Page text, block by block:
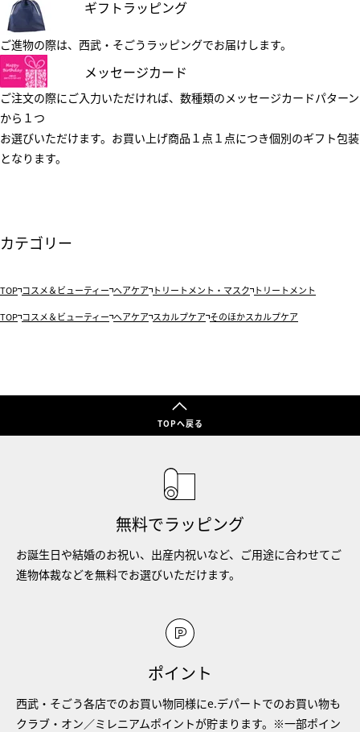
ギフトラッピング
ご進物の際は、西武・そごうラッピングでお届けします。
メッセージカード
ご注文の際にご入力いただければ、数種類のメッセージカードパターン
から１つ
お選びいただけます。お買い上げ商品１点１点につき個別のギフト包装
となります。
カテゴリー
TOP コスメ＆ビューティー ヘアケア トリートメント・マスク トリートメント
TOP コスメ＆ビューティー ヘアケア スカルプケア そのほかスカルプケア
TOPへ戻る
無料でラッピング
お誕生日や結婚のお祝い、出産内祝いなど、ご用途に合わせてご
進物体裁などを無料でお選びいただけます。
ポイント
西武・そごう各店でのお買い物同様にe.デパートでのお買い物も
クラブ・オン／ミレニアムポイントが貯まります。※一部ポイン